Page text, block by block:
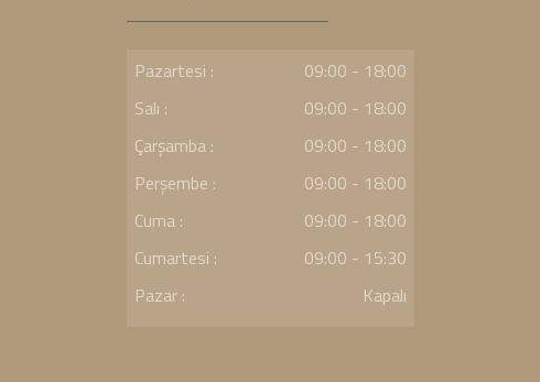
Pazartesi :
09:00 - 18:00
Salı :
09:00 - 18:00
Çarşamba :
09:00 - 18:00
Perşembe :
09:00 - 18:00
Cuma :
09:00 - 18:00
Cumartesi :
09:00 - 15:30
Pazar :
Kapalı